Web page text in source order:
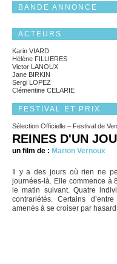
BANDE ANNONCE
ACTEURS
Karin VIARD
Hélène FILLIERES
Victor LANOUX
Jane BIRKIN
Sergi LOPEZ
Clémentine CELARIE
FESTIVAL ET PRIX
Sélection Officielle – Festival de
REINES D'UN
un film de : Marion Vernoux
Il y a des jours où rien ne
journées-là. Elle commence à
le matin suivant. Quatre
contrariétés. Certains
amenés à se croiser par